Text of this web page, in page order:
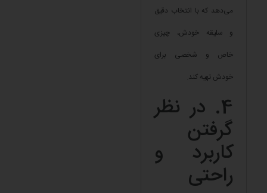
می‌دهد که با انتخاب دقیق
و سلیقه خودش، چیزی
خاص و شخصی برای
خودش تهیه کند.
4. در نظر
گرفتن
کاربرد و
راحتی